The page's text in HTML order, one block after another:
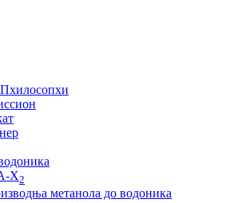
Х2
метанола до водоника